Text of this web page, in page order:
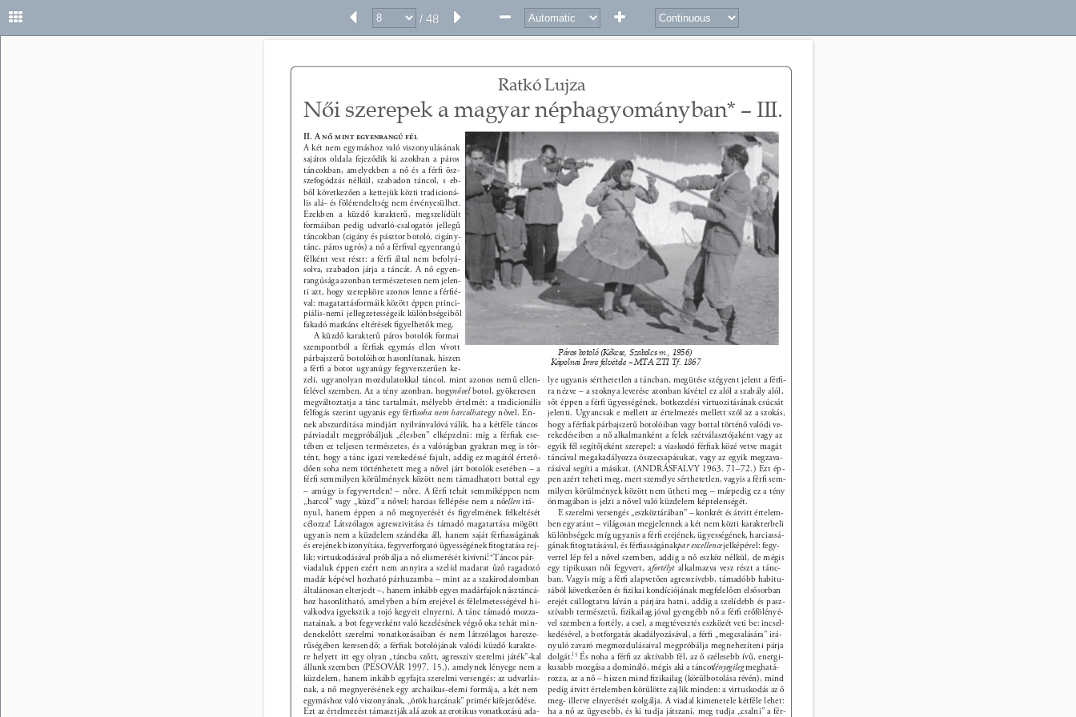
/ 48
Páros botoló (Kékcse, Szabolcs m., 1956)
Kápolnai Imre felvétele – MTA ZTI Tf. 1867
Ratkó Lujza
Női szerepek a magyar néphagyományban* – III.
II. A nő mint egyenrangú fél
A két nem egymáshoz való viszonyulásának
sajátos oldala fejeződik ki azokban a páros
táncokban, amelyekben a nő és a férﬁ ösz-
szefogódzás nélkül, szabadon táncol, s eb-
ből következően a kettejük közti tradicioná-
lis alá- és fölérendeltség nem érvényesülhet.
Ezekben a küzdő karakterű, megszelídült
formáiban pedig udvarló-csalogatós jellegű
táncokban (cigány és pásztor botoló, cigány-
tánc, páros ugrós) a nő a férﬁval egyenrangú
félként vesz részt: a férﬁ által nem befolyá-
solva, szabadon járja a táncát. A nő egyen-
rangúsága azonban természetesen nem jelen-
ti azt, hogy szerepköre azonos lenne a férﬁé-
val: magatartásformáik között éppen princi-
piális-nemi jellegzetességeik különbségeiből
fakadó markáns eltérések ﬁgyelhetők meg.
A küzdő karakterű páros botolók formai
szempontból a férﬁak egymás ellen vívott
párbajszerű botolóihoz hasonlítanak, hiszen
a férﬁ a botot ugyanúgy fegyverszerűen ke-
zeli, ugyanolyan mozdulatokkal táncol, mint azonos nemű ellen-
felével szemben. Az a tény azonban, hogy nővel botol, gyökeresen
megváltoztatja a tánc tartalmát, mélyebb értelmét: a tradicionális
felfogás szerint ugyanis egy férﬁ soha nem harcolhat egy nővel. En-
nek abszurditása mindjárt nyilvánvalóvá válik, ha a kétféle táncos
párviadalt megpróbáljuk „élesben” elképzelni: míg a férﬁak ese-
tében ez teljesen természetes, és a valóságban gyakran meg is tör-
tént, hogy a tánc igazi verekedéssé fajult, addig ez magától értető-
dően soha nem történhetett meg a nővel járt botolók esetében – a
férﬁ semmilyen körülmények között nem támadhatott bottal egy
– amúgy is fegyvertelen! – nőre. A férﬁ tehát semmiképpen nem
„harcol” vagy „küzd” a nővel; harcias fellépése nem a nő ellen irá-
nyul, hanem éppen a nő megnyerését és ﬁgyelmének felkeltését
célozza! Látszólagos agresszivitása és támadó magatartása mögött
ugyanis nem a küzdelem szándéka áll, hanem saját férﬁasságának
és erejének bizonyítása, fegyverforgató ügyességének ﬁtogtatása rej-
lik; virtuskodásával próbálja a nő elismerését kivívni. 14 Táncos pár-
viadaluk éppen ezért nem annyira a szelíd madarat űző ragadozó
madár képével hozható párhuzamba – mint az a szakirodalomban
általánosan elterjedt –, hanem inkább egyes madárfajok násztáncá-
hoz hasonlítható, amelyben a hím erejével és félelmetességével hi-
valkodva igyekszik a tojó kegyeit elnyerni. A tánc támadó mozza-
natainak, a bot fegyverként való kezelésének végső oka tehát min-
denekelőtt szerelmi vonatkozásaiban és nem látszólagos harcsze-
rűségében keresendő; a férﬁak botolójának valódi küzdő karakte-
re helyett itt egy olyan „táncba szőtt, agresszív szerelmi játék”-kal
állunk szemben (PESOVÁR 1997. 15.), amelynek lényege nem a
küzdelem, hanem inkább egyfajta szerelmi versengés: az udvarlás-
nak, a nő megnyerésének egy archaikus-elemi formája, a két nem
egymáshoz való viszonyának, „örök harcának” primér kifejeződése.
Ezt az értelmezést támasztják alá azok az erotikus vonatkozású ada-
lye ugyanis sérthetetlen a táncban, megütése szégyent jelent a férﬁ-
ra nézve – a szoknya leverése azonban kivétel ez alól a szabály alól,
sőt éppen a férﬁ ügyességének, botkezelési virtuozitásának csúcsát
jelenti. Ugyancsak e mellett az értelmezés mellett szól az a szokás,
hogy a férﬁak párbajszerű botolóiban vagy bottal történő valódi ve-
rekedéseiben a nő alkalmanként a felek szétválasztójaként vagy az
egyik fél segítőjeként szerepel: a viaskodó férﬁak közé vetve magát
táncával megakadályozza összecsapásukat, vagy az egyik megzava-
rásával segíti a másikat. (ANDRÁSFALVY 1963. 71–72.) Ezt ép-
pen azért teheti meg, mert személye sérthetetlen, vagyis a férﬁ sem-
milyen körülmények között nem ütheti meg – márpedig ez a tény
önmagában is jelzi a nővel való küzdelem képtelenségét.
E szerelmi versengés „eszköztárában” – konkrét és átvitt értelem-
ben egyaránt – világosan megjelennek a két nem közti karakterbeli
különbségek: míg ugyanis a férﬁ erejének, ügyességének, harciassá-
gának ﬁtogtatásával, és férﬁasságának par excellence jelképével: fegy-
verrel lép fel a nővel szemben, addig a nő eszköz nélkül, de mégis
egy tipikusan női fegyvert, a fortélyt alkalmazva vesz részt a tánc-
ban. Vagyis míg a férﬁ alapvetően agresszívebb, támadóbb habitu-
sából következően és ﬁzikai kondíciójának megfelelően elsősorban
erejét csillogtatva kíván a párjára hatni, addig a szelídebb és pasz-
szívabb természetű, ﬁzikailag jóval gyengébb nő a férﬁ erőfölényé-
vel szemben a fortély, a csel, a megtévesztés eszközét veti be: incsel-
kedésével, a botforgatás akadályozásával, a férﬁ „megcsalására” irá-
nyuló zavaró megmozdulásaival megpróbálja megnehezíteni párja
dolgát. 15 És noha a férﬁ az aktívabb fél, az ő szélesebb ívű, energi-
kusabb mozgása a domináló, mégis aki a táncot lényegileg meghatá-
rozza, az a nő – hiszen mind ﬁzikailag (körülbotolása révén), mind
pedig átvitt értelemben körülötte zajlik minden: a virtuskodás az ő
meg- illetve elnyerését szolgálja. A viadal kimenetele kétféle lehet:
ha a nő az ügyesebb, és ki tudja játszani, meg tudja „csalni” a fér-